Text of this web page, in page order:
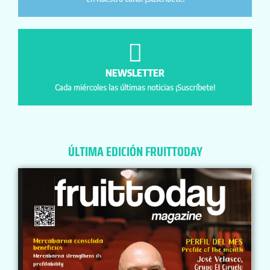
NEWSLETTER
Cada miércoles las últimas noticias ¡Suscríbete!
ÚLTIMA EDICIÓN FRUITTODAY